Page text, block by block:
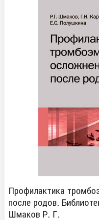
Профилактика
после родов.
Шмаков Р. Г.